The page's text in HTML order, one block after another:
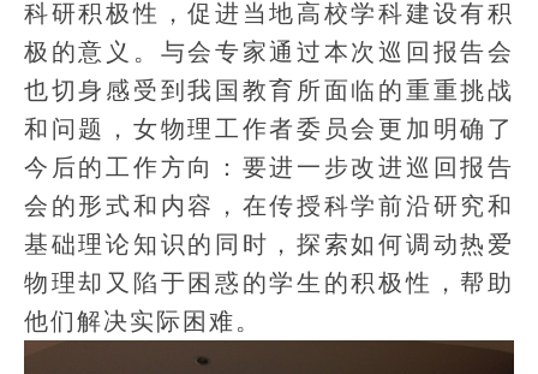
科研积极性，促进当地高校学科建设有积
极的意义。与会专家通过本次巡回报告会
也切身感受到我国教育所面临的重重挑战
和问题，女物理工作者委员会更加明确了
今后的工作方向：要进一步改进巡回报告
会的形式和内容，在传授科学前沿研究和
基础理论知识的同时，探索如何调动热爱
物理却又陷于困惑的学生的积极性，帮助
他们解决实际困难。